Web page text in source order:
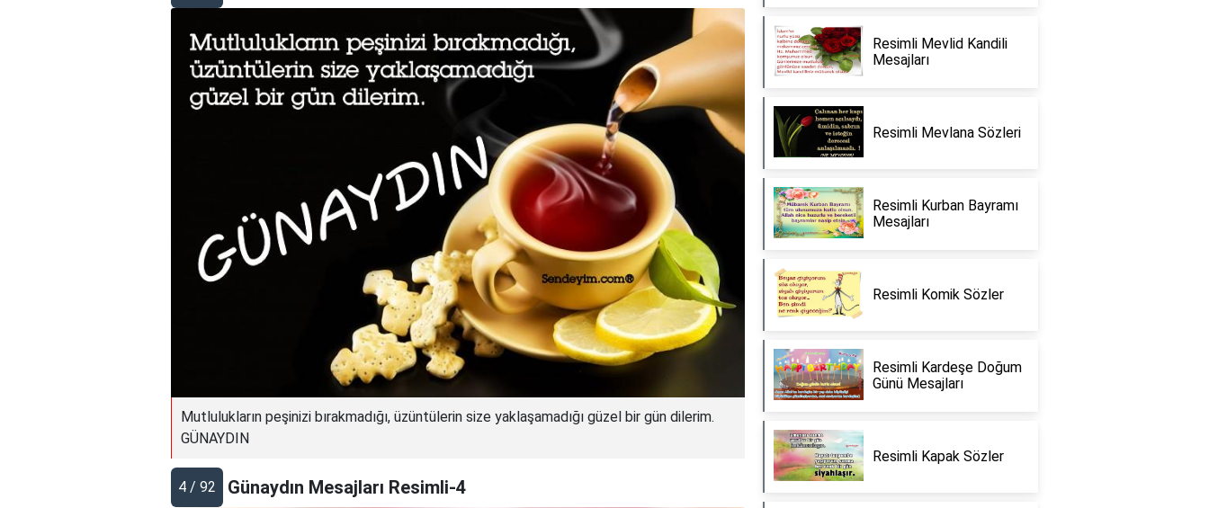
Mutlulukların peşinizi bırakmadığı, üzüntülerin size yaklaşamadığı güzel bir gün dilerim.
GÜNAYDIN
4 / 92 Günaydın Mesajları Resimli-4
Resimli Mevlid Kandili
Mesajları
Resimli Mevlana Sözleri
Resimli Kurban Bayramı
Mesajları
Resimli Komik Sözler
Resimli Kardeşe Doğum
Günü Mesajları
Resimli Kapak Sözler